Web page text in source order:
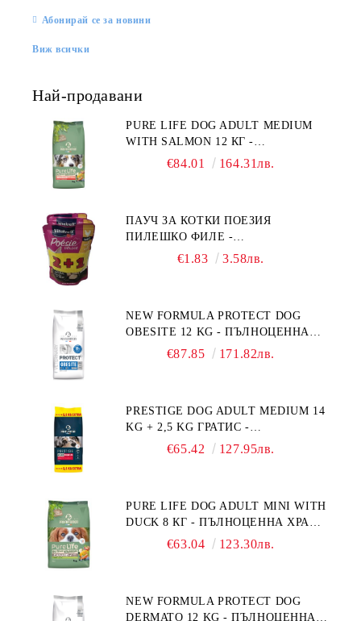
Абонирай се за новини
Виж всички
Най-продавани
PURE LIFE DOG ADULT MEDIUM
WITH SALMON 12 КГ -
ПЪЛНОЦЕННА ХРАНА ЗА
БЕЗ ЗЪРНО, БЕЗ ГЛУТЕН.
ПРОИЗВЕДЕНА ВЪВ ФРАНЦИЯ.
€84.01 164.31лв.
ПАУЧ ЗА КОТКИ ПОЕЗИЯ
ПИЛЕШКО ФИЛЕ -
ПРОМОКОМПЛЕКТ 3 БР.
€1.83 3.58лв.
NEW FORMULA PROTECT DOG
OBESITE 12 KG - ПЪЛНОЦЕННА
ДИЕТИЧНА ХРАНА ЗА КУЧЕТА
"РЕГУЛИРАНЕ НА ВНОСА НА
ГЛЮКОЗА (DIABETES MELLITUS)."
€87.85 171.82лв.
PRESTIGE DOG ADULT MEDIUM 14
KG + 2,5 KG ГРАТИС -
ПЪЛНОЦЕННА ХРАНА ЗА
€65.42 127.95лв.
PURE LIFE DOG ADULT MINI WITH
DUCK 8 КГ - ПЪЛНОЦЕННА ХРАНА
ЗА ПОРАСНАЛИ КУЧЕТА ОТ
ГЛУТЕН. ПРОИЗВЕДЕНА ВЪВ
€63.04 123.30лв.
NEW FORMULA PROTECT DOG
DERMATO 12 KG - ПЪЛНОЦЕННА